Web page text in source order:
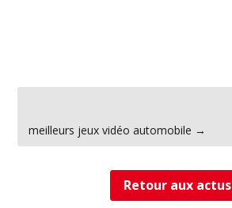
meilleurs jeux vidéo automobile →
Retour aux actus